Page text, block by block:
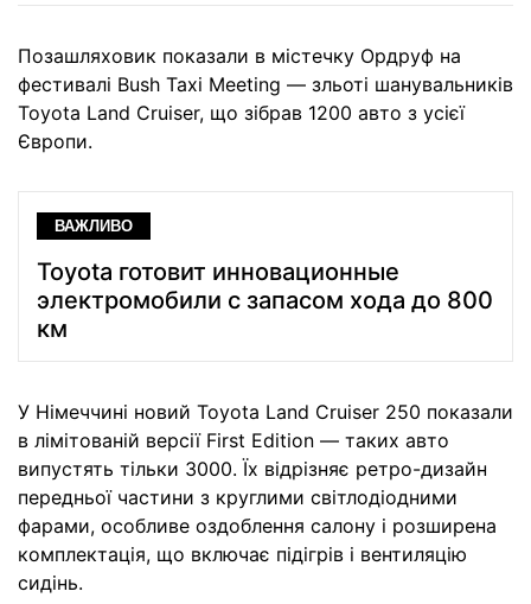
Позашляховик показали в містечку Ордруф на
фестивалі Bush Taxi Meeting — зльоті шанувальників
Toyota Land Cruiser, що зібрав 1200 авто з усієї
Європи.
ВАЖЛИВО
Toyota готовит инновационные
электромобили с запасом хода до 800
км
У Німеччині новий Toyota Land Cruiser 250 показали
в лімітованій версії First Edition — таких авто
випустять тільки 3000. Їх відрізняє ретро-дизайн
передньої частини з круглими світлодіодними
фарами, особливе оздоблення салону і розширена
комплектація, що включає підігрів і вентиляцію
сидінь.